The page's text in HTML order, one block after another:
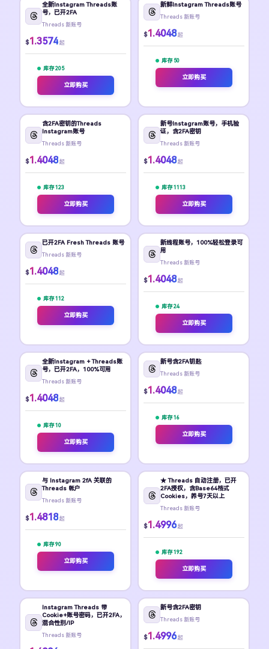
全新Instagram Threads账
号，已开2FA
Threads 新账号
$1.3574 起
库存 205
立即购买
新鲜Instagram Threads账号
Threads 新账号
$1.4048 起
库存 50
立即购买
含2FA密钥的Threads
Instagram账号
Threads 新账号
$1.4048 起
库存 123
立即购买
新号Instagram账号，手机验
证，含2FA密钥
Threads 新账号
$1.4048 起
库存 1113
立即购买
已开2FA Fresh Threads 账号
Threads 新账号
$1.4048 起
库存 112
立即购买
新线程账号，100%轻松登录可
用
Threads 新账号
$1.4048 起
库存 24
立即购买
全新Instagram + Threads账
号，已开2FA，100%可用
Threads 新账号
$1.4048 起
库存 10
立即购买
新号含2FA钥匙
Threads 新账号
$1.4048 起
库存 16
立即购买
与 Instagram 2fA 关联的
Threads 帐户
Threads 新账号
$1.4818 起
库存 90
立即购买
★ Threads 自动注册，已开
2FA授权，含Base64格式
Cookies，养号7天以上
Threads 新账号
$1.4996 起
库存 192
立即购买
Instagram Threads 带
Cookie+账号密码，已开2FA，
混合性别/IP
Threads 新账号
新号含2FA密钥
Threads 新账号
$1.4996 起